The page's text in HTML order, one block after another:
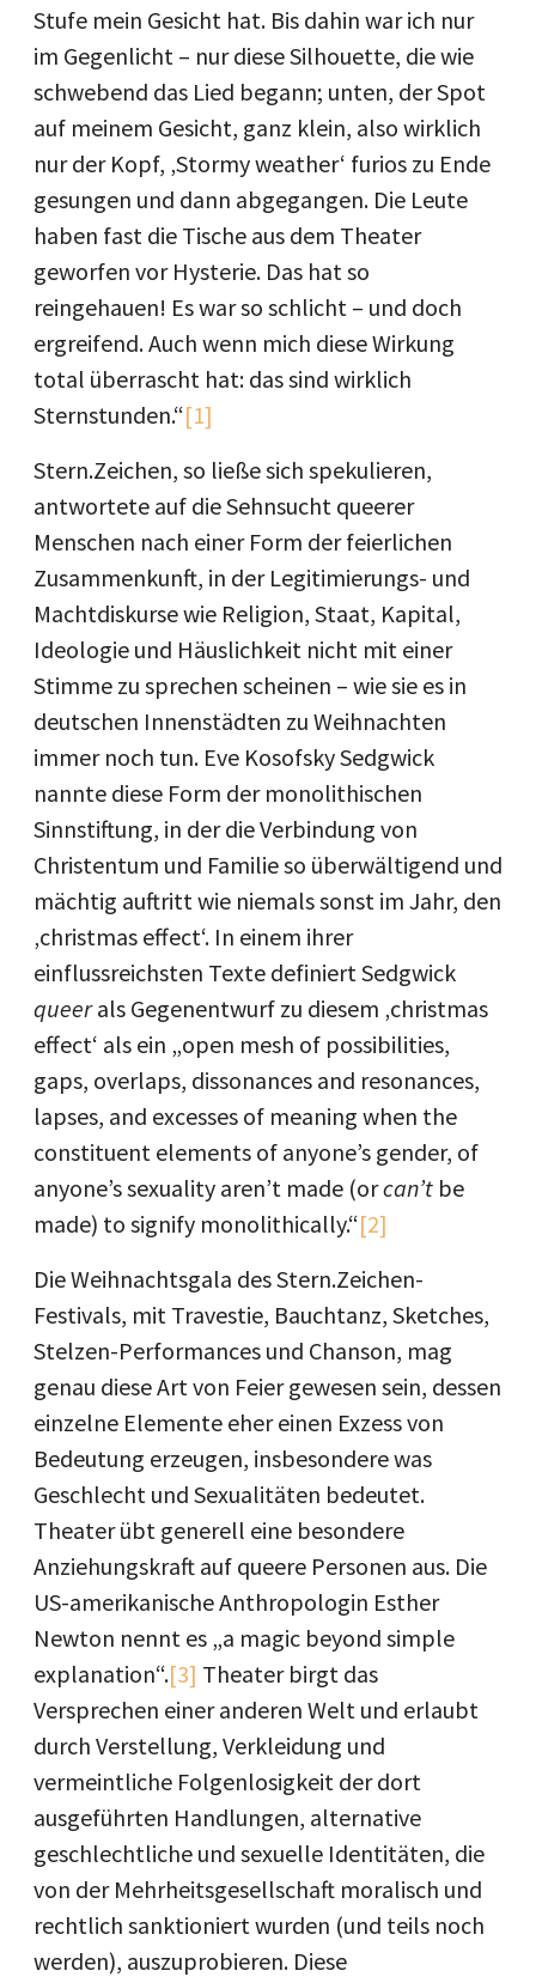
Stufe mein Gesicht hat. Bis dahin war ich nur
im Gegenlicht – nur diese Silhouette, die wie
schwebend das Lied begann; unten, der Spot
auf meinem Gesicht, ganz klein, also wirklich
nur der Kopf, ‚Stormy weather‘ furios zu Ende
gesungen und dann abgegangen. Die Leute
haben fast die Tische aus dem Theater
geworfen vor Hysterie. Das hat so
reingehauen! Es war so schlicht – und doch
ergreifend. Auch wenn mich diese Wirkung
total überrascht hat: das sind wirklich
Sternstunden.“[1]
Stern.Zeichen, so ließe sich spekulieren,
antwortete auf die Sehnsucht queerer
Menschen nach einer Form der feierlichen
Zusammenkunft, in der Legitimierungs- und
Machtdiskurse wie Religion, Staat, Kapital,
Ideologie und Häuslichkeit nicht mit einer
Stimme zu sprechen scheinen – wie sie es in
deutschen Innenstädten zu Weihnachten
immer noch tun. Eve Kosofsky Sedgwick
nannte diese Form der monolithischen
Sinnstiftung, in der die Verbindung von
Christentum und Familie so überwältigend und
mächtig auftritt wie niemals sonst im Jahr, den
‚christmas effect‘. In einem ihrer
einflussreichsten Texte definiert Sedgwick
queerals Gegenentwurf zu diesem ‚christmas
effect‘ als ein „open mesh of possibilities,
gaps, overlaps, dissonances and resonances,
lapses, and excesses of meaning when the
constituent elements of anyone’s gender, of
anyone’s sexuality aren’t made (orcan’t be
made) to signify monolithically.“[2]
Die Weihnachtsgala des Stern.Zeichen-
Festivals, mit Travestie, Bauchtanz, Sketches,
Stelzen-Performances und Chanson, mag
genau diese Art von Feier gewesen sein, dessen
einzelne Elemente eher einen Exzess von
Bedeutung erzeugen, insbesondere was
Geschlecht und Sexualitäten bedeutet.
Theater übt generell eine besondere
Anziehungskraft auf queere Personen aus. Die
US-amerikanische Anthropologin Esther
Newton nennt es „a magic beyond simple
explanation“.[3] Theater birgt das
Versprechen einer anderen Welt und erlaubt
durch Verstellung, Verkleidung und
vermeintliche Folgenlosigkeit der dort
ausgeführten Handlungen, alternative
geschlechtliche und sexuelle Identitäten, die
von der Mehrheitsgesellschaft moralisch und
rechtlich sanktioniert wurden (und teils noch
werden), auszuprobieren. Diese